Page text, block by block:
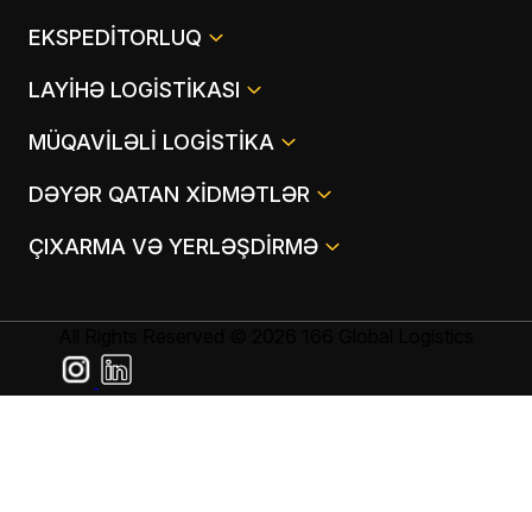
EKSPEDITORLUQ
LAYIHƏ LOGISTIKASI
MÜQAVILƏLI LOGISTIKA
DƏYƏR QATAN XIDMƏTLƏR
ÇIXARMA VƏ YERLƏŞDIRMƏ